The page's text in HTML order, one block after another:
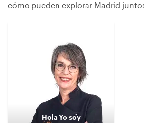
cómo pueden explorar Madrid
Hola Yo soy